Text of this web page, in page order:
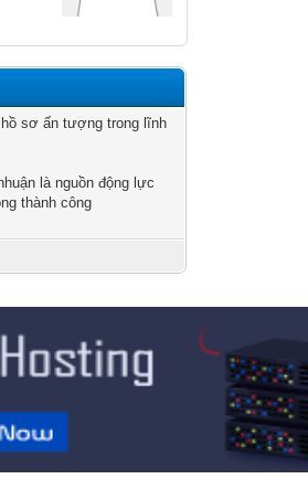
sơ ấn tượng trong lĩnh
là nguồn động lực
thành công